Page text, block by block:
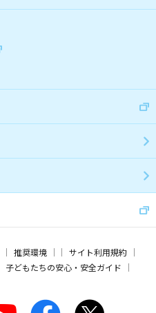
推奨環境
サイト利用規約
子どもたちの安心・安全ガイド